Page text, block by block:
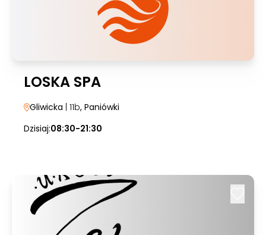
LOSKA SPA
Gliwicka | 11b, Paniówki
Dzisiaj:08:30-21:30